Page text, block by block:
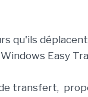
qu'ils
Easy
transfert,